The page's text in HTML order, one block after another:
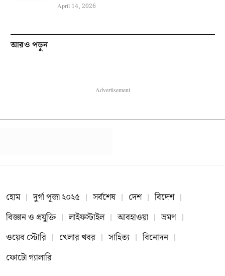
April 14, 2026
আরও পড়ুন
Advertisement
হোম দুর্গা পূজা ২০২৫ সর্বশেষ দেশ
বিদেশ
বিজ্ঞান ও প্রযুক্তি
লাইফস্টাইল আবহাওয়া
ভ্রমণ
ওয়েব স্টোরি
খেলার খবর সাহিত্য
বিনোদন
ফোটো গ্যালারি